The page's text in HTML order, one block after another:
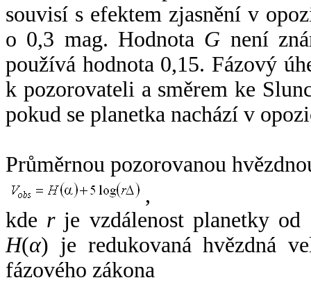
souvisí s efektem zjasnění v
o 0,3 mag. Hodnota G není
používá hodnota 0,15. Fázový
k pozorovateli a směrem ke
pokud se planetka nachází v
Průměrnou pozorovanou
,
kde rje vzdálenost planetky od
H(α) je redukovaná hvězdná
fázového zákona